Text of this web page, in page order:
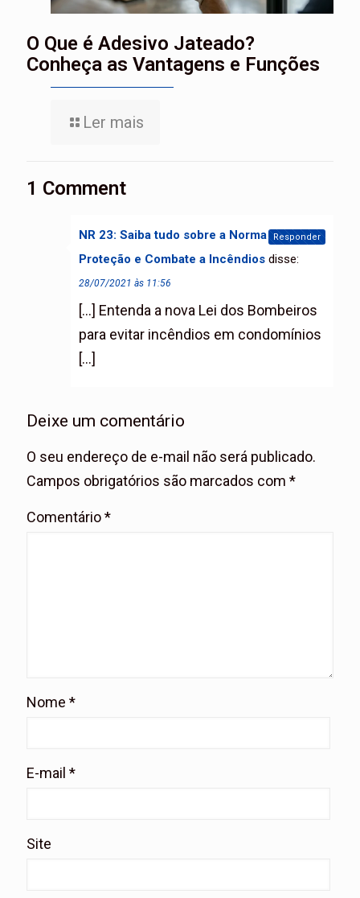
O Que é Adesivo Jateado?
Conheça as Vantagens e Funções
Ler mais
1 Comment
NR 23: Saiba tudo sobre a Norma de
Proteção e Combate a Incêndios disse:
28/07/2021 às 11:56
[…] Entenda a nova Lei dos Bombeiros
para evitar incêndios em condomínios
[…]
Responder
Deixe um comentário
O seu endereço de e-mail não será publicado.
Campos obrigatórios são marcados com *
Comentário*
Nome *
E-mail *
Site